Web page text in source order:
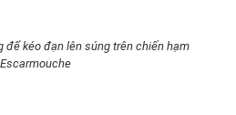
để kéo đạn lên súng trên chiến hạm